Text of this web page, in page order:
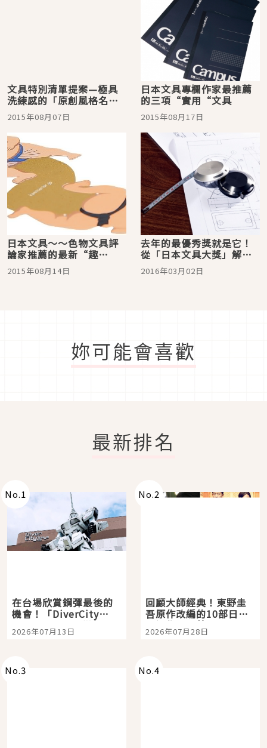
文具特別清單提案—極具
洗練感的「原創風格名片
盒」！可愛、質感兼具，
一定會和意料外的人邂逅
吧☆
2015年08月07日
日本文具專欄作家最推薦
的三項“實用“文具
2015年08月17日
日本文具～～色物文具評
論家推薦的最新“趣
味”文具3精選
2015年08月14日
去年的最優秀獎就是它！
從「日本文具大獎」解讀
2016年的文具流行走向
2016年03月02日
妳可能會喜歡
最新排名
No.1
在台場欣賞鋼彈最後的
機會！「DiverCity
Tokyo Plaza」搭船、
購物、美食及夜景，一
2026年07月13日
No.2
回顧大師經典！東野圭
吾原作改編的10部日本
影視作品推薦
2026年07月28日
No.3 No.4